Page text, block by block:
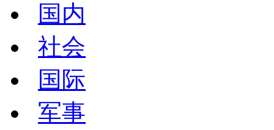
国内
社会
国际
军事